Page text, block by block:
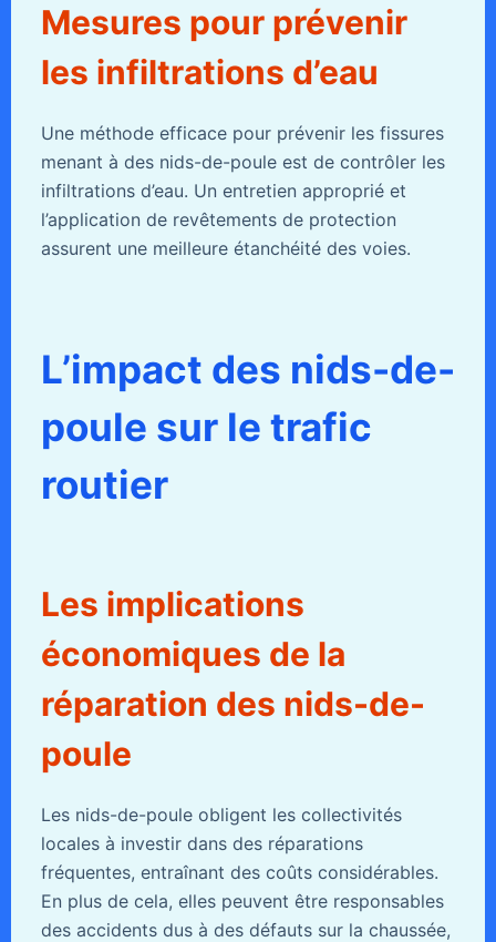
Mesures pour prévenir
les infiltrations d’eau
Une méthode efficace pour prévenir les fissures
menant à des nids-de-poule est de contrôler les
infiltrations d’eau. Un entretien approprié et
l’application de revêtements de protection
assurent une meilleure étanchéité des voies.
L’impact des nids-de-
poule sur le trafic
routier
Les implications
économiques de la
réparation des nids-de-
poule
Les nids-de-poule obligent les collectivités
locales à investir dans des réparations
fréquentes, entraînant des coûts considérables.
En plus de cela, elles peuvent être responsables
des accidents dus à des défauts sur la chaussée,